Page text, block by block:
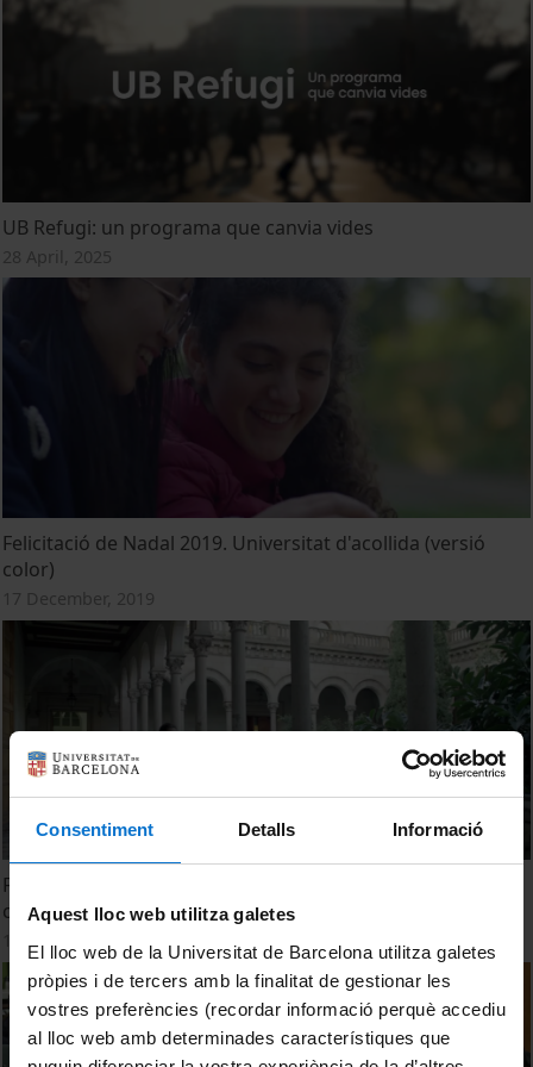
Consentiment Detalls Informació
Aquest lloc web utilitza galetes
El lloc web de la Universitat de Barcelona utilitza galetes
pròpies i de tercers amb la finalitat de gestionar les
vostres preferències (recordar informació perquè accediu
al lloc web amb determinades característiques que
UB Refugi: un programa que canvia vides
28 April, 2025
Felicitació de Nadal 2019. Universitat d'acollida (versió
color)
17 December, 2019
Felicitació de Nadal 2019. Universitat d'acollida (versió
curta)
17 December, 2019